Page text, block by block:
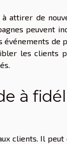
attirer de
peuvent
événements de
les clients
à
clients. Il